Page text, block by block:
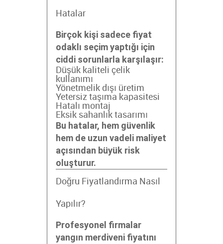
Hatalar
Birçok kişi sadece fiyat
odaklı seçim yaptığı için
ciddi sorunlarla karşılaşır:
Düşük kaliteli çelik
kullanımı
Yönetmelik dışı üretim
Yetersiz taşıma kapasitesi
Hatalı montaj
Eksik sahanlık tasarımı
Bu hatalar, hem güvenlik
hem de uzun vadeli maliyet
açısından büyük risk
oluşturur.
Doğru Fiyatlandırma Nasıl
Yapılır?
Profesyonel firmalar
yangın merdiveni fiyatını